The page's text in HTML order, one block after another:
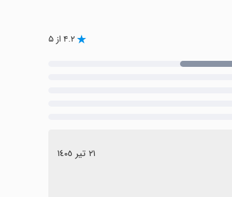
۴.۲ از ۵
٢١ تیر ١٤٠٥